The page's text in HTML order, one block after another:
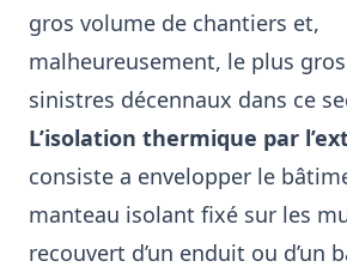
gros volume de chantiers et,
malheureusement, le plus
sinistres décennaux dans ce
L’isolation thermique par
consiste a envelopper le
manteau isolant fixé sur les
recouvert d’un enduit ou d’un